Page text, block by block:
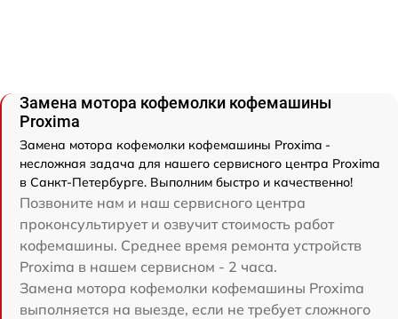
Замена мотора кофемолки кофемашины
Proxima
Замена мотора кофемолки кофемашины Proxima -
несложная задача для нашего сервисного центра Proxima
в Санкт-Петербурге. Выполним быстро и качественно!
Позвоните нам и наш сервисного центра
проконсультирует и озвучит стоимость работ
кофемашины. Среднее время ремонта устройств
Proxima в нашем сервисном - 2 часа.
Замена мотора кофемолки кофемашины Proxima
выполняется на выезде, если не требует сложного